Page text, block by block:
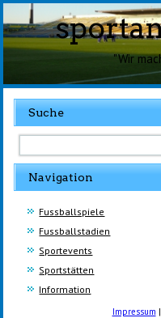
"Wir
Suche
Navigation
Fussballspiele
Fussballstadien
Sportevents
Sportstätten
Information
Impressum |